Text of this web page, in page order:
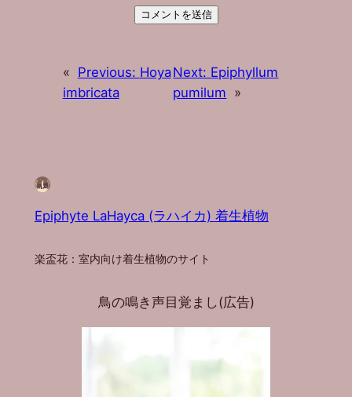
« Previous: Hoya
imbricata
Next: Epiphyllum
pumilum »
Epiphyte LaHayca (ラハイカ) 着生植物
楽盃花：室内向け着生植物のサイト
鳥の鳴き声目覚まし(広告)